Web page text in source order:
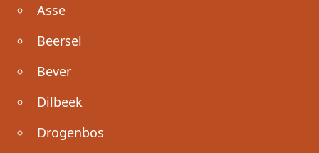
Asse
Beersel
Bever
Dilbeek
Drogenbos